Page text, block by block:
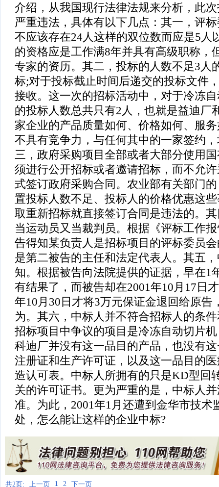
介绍，从我国现行法律法规来分析，此
严重违法，具体有以下几点：其一，评
不应该存在24人这样的双位数而应是5人
的资格应是工作满8年并具有高级职称，
专家的资历。其二，投标的人数不足3人
标;对于投标截止时间后递交的投标文件
接收。这一次的招标活动中，对于冷冻
的投标人数总共只有2人，也就是益迪厂
家企业的产品质量如何、价格如何、服
不具有竞争力，与任何其中的一家签约
三，政府采购项目全部或者大部分使用
须进行公开招标或者邀请招标，而不允
式签订政府采购合同。农业部有关部门
置投标人数不足、投标人的价格优惠这
取重新招标就直接签订合同是违法的。
当运动员又当裁判员。根据《评标工作
告得知某负责人是招标项目的评标委员
是第二被告的主任和法定代表人。其五
知。根据被告向法院提供的证据，早在1
有结果了，而被告却在2001年10月17日
年10月30日才将3万元保证金退回给原告
为。其六，中标人并不符合招标人的条
招标项目中争议的项目是冷冻自动切片
科迪厂并没有这一品目的产品，也没有
注册证和生产许可证，以及这一品目的
造认可表。中标人所拥有的只是KD型回
关的许可证书。更为严重的是，中标人
准。为此，2001年1月还遭到金华市技术
处，怎么能让这样的企业中标?
共2页: 上一页 1 2 下一页